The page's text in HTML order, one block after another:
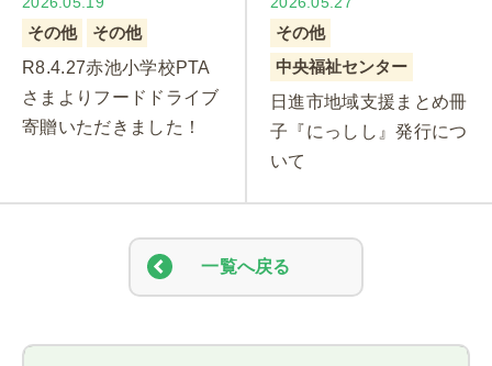
その他
その他
R8.4.27赤池小学校PTA
さまよりフードドライブ
寄贈いただきました！
その他
中央福祉センター
日進市地域支援まとめ冊
子『にっしし』発行につ
いて
一覧へ戻る